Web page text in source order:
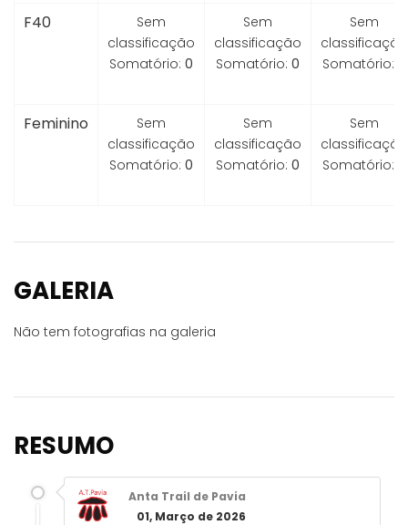
F40
Sem
classificação
Somatório: 0
Sem
classificação
Somatório: 0
Sem
classificação
Somatório:
Feminino
Sem
classificação
Somatório: 0
Sem
classificação
Somatório: 0
Sem
classificação
Somatório:
GALERIA
Não tem fotografias na galeria
RESUMO
Anta Trail de Pavia
01, Março de 2026